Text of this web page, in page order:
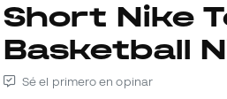
Short Nike Team
Basketball
Sé el primero en opinar